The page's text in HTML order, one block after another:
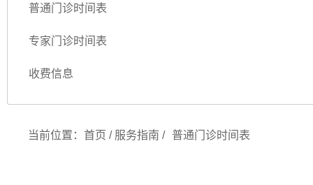
普通门诊时间表
专家门诊时间表
收费信息
当前位置： 首页 / 服务指南 / 普通门诊时间表